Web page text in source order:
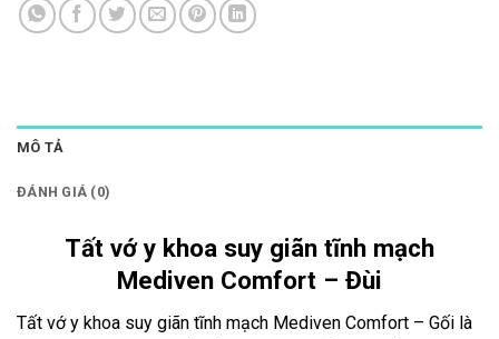
MÔ TẢ
ĐÁNH GIÁ (0)
Tất vớ y khoa suy giãn tĩnh mạch
Mediven Comfort – Đùi
Tất vớ y khoa suy giãn tĩnh mạch Mediven Comfort – Gối là